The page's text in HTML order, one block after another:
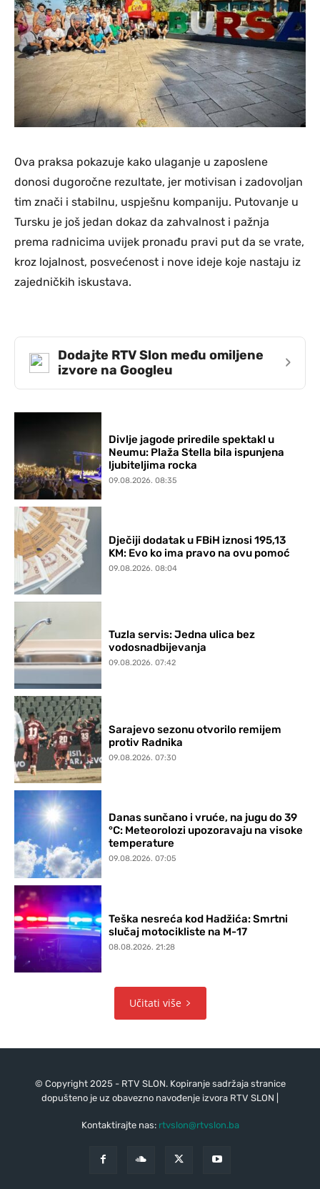
Ova praksa pokazuje kako ulaganje u zaposlene
donosi dugoročne rezultate, jer motivisan i zadovoljan
tim znači i stabilnu, uspješnu kompaniju. Putovanje u
Tursku je još jedan dokaz da zahvalnost i pažnja
prema radnicima uvijek pronađu pravi put da se vrate,
kroz lojalnost, posvećenost i nove ideje koje nastaju iz
zajedničkih iskustava.
Dodajte RTV Slon među omiljene
izvore na Googleu
›
Divlje jagode priredile spektakl u
Neumu: Plaža Stella bila ispunjena
ljubiteljima rocka
09.08.2026. 08:35
Dječiji dodatak u FBiH iznosi 195,13
KM: Evo ko ima pravo na ovu pomoć
09.08.2026. 08:04
Tuzla servis: Jedna ulica bez
vodosnadbijevanja
09.08.2026. 07:42
Sarajevo sezonu otvorilo remijem
protiv Radnika
09.08.2026. 07:30
Danas sunčano i vruće, na jugu do 39
°C: Meteorolozi upozoravaju na visoke
temperature
09.08.2026. 07:05
Teška nesreća kod Hadžića: Smrtni
slučaj motocikliste na M-17
08.08.2026. 21:28
Učitati više
© Copyright 2025 - RTV SLON. Kopiranje sadržaja stranice
dopušteno je uz obavezno navođenje izvora RTV SLON |
Kontaktirajte nas: rtvslon@rtvslon.ba